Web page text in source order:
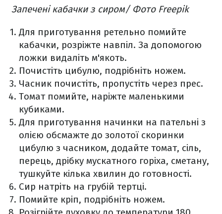
Запечені кабачки з сиром/ Фото Freepik
Для приготування ретельно помийте
кабачки, розріжте навпіл. За допомогою
ложки видаліть м'якоть.
Почистіть цибулю, подрібніть ножем.
Часник почистіть, пропустіть через прес.
Томат помийте, наріжте маленькими
кубиками.
Для приготування начинки на пательні з
олією обсмажте до золотої скоринки
цибулю з часником, додайте томат, сіль,
перець, дрібку мускатного горіха, сметану,
тушкуйте кілька хвилин до готовності.
Сир натріть на грубій тертці.
Помийте кріп, подрібніть ножем.